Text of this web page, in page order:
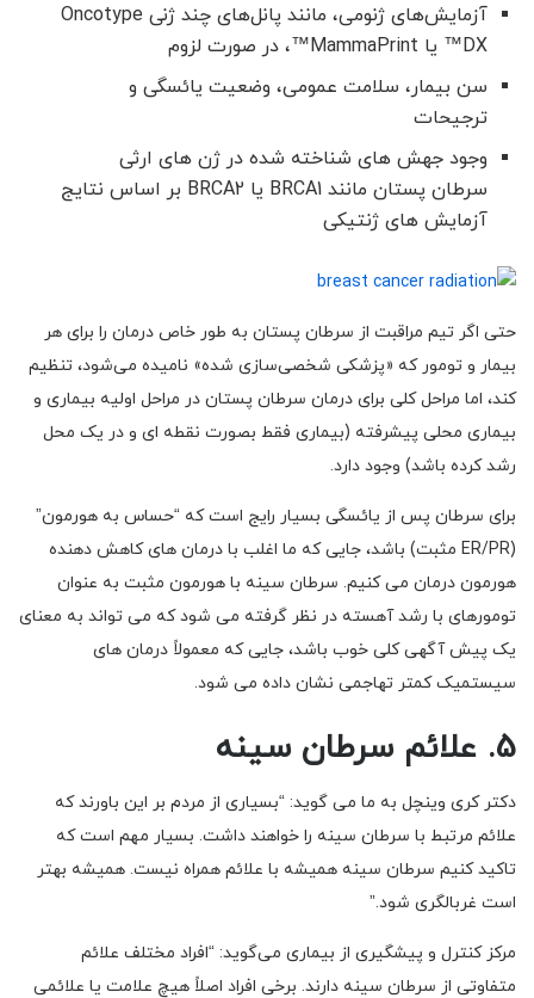
آزمایش‌های ژنومی، مانند پانل‌های چند ژنی Oncotype
DX™ یا MammaPrint™، در صورت لزوم
سن بیمار، سلامت عمومی، وضعیت یائسگی و
ترجیحات
وجود جهش های شناخته شده در ژن های ارثی
سرطان پستان مانند BRCA1 یا BRCA2 بر اساس نتایج
آزمایش های ژنتیکی
حتی اگر تیم مراقبت از سرطان پستان به طور خاص درمان را برای هر
بیمار و تومور که «پزشکی شخصی‌سازی شده» نامیده می‌شود، تنظیم
کند، اما مراحل کلی برای درمان سرطان پستان در مراحل اولیه بیماری و
بیماری محلی پیشرفته (بیماری فقط بصورت نقطه ای و در یک محل
رشد کرده باشد) وجود دارد.
برای سرطان پس از یائسگی بسیار رایج است که “حساس به هورمون”
(ER/PR مثبت) باشد، جایی که ما اغلب با درمان های کاهش دهنده
هورمون درمان می کنیم. سرطان سینه با هورمون مثبت به عنوان
تومورهای با رشد آهسته در نظر گرفته می شود که می تواند به معنای
یک پیش آگهی کلی خوب باشد، جایی که معمولاً درمان های
سیستمیک کمتر تهاجمی نشان داده می شود.
5. علائم سرطان سینه
دکتر کری وینچل به ما می گوید: “بسیاری از مردم بر این باورند که
علائم مرتبط با سرطان سینه را خواهند داشت. بسیار مهم است که
تاکید کنیم سرطان سینه همیشه با علائم همراه نیست. همیشه بهتر
است غربالگری شود.”
مرکز کنترل و پیشگیری از بیماری می‌گوید: “افراد مختلف علائم
متفاوتی از سرطان سینه دارند. برخی افراد اصلاً هیچ علامت یا علائمی